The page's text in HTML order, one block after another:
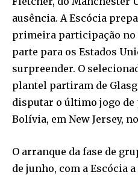
ausência. A Escócia
primeira participação no
parte para os Estados
surpreender. O
plantel partiram de
disputar o último jogo de
Bolívia, em New Jersey,
O arranque da fase de
de junho, com a Escócia